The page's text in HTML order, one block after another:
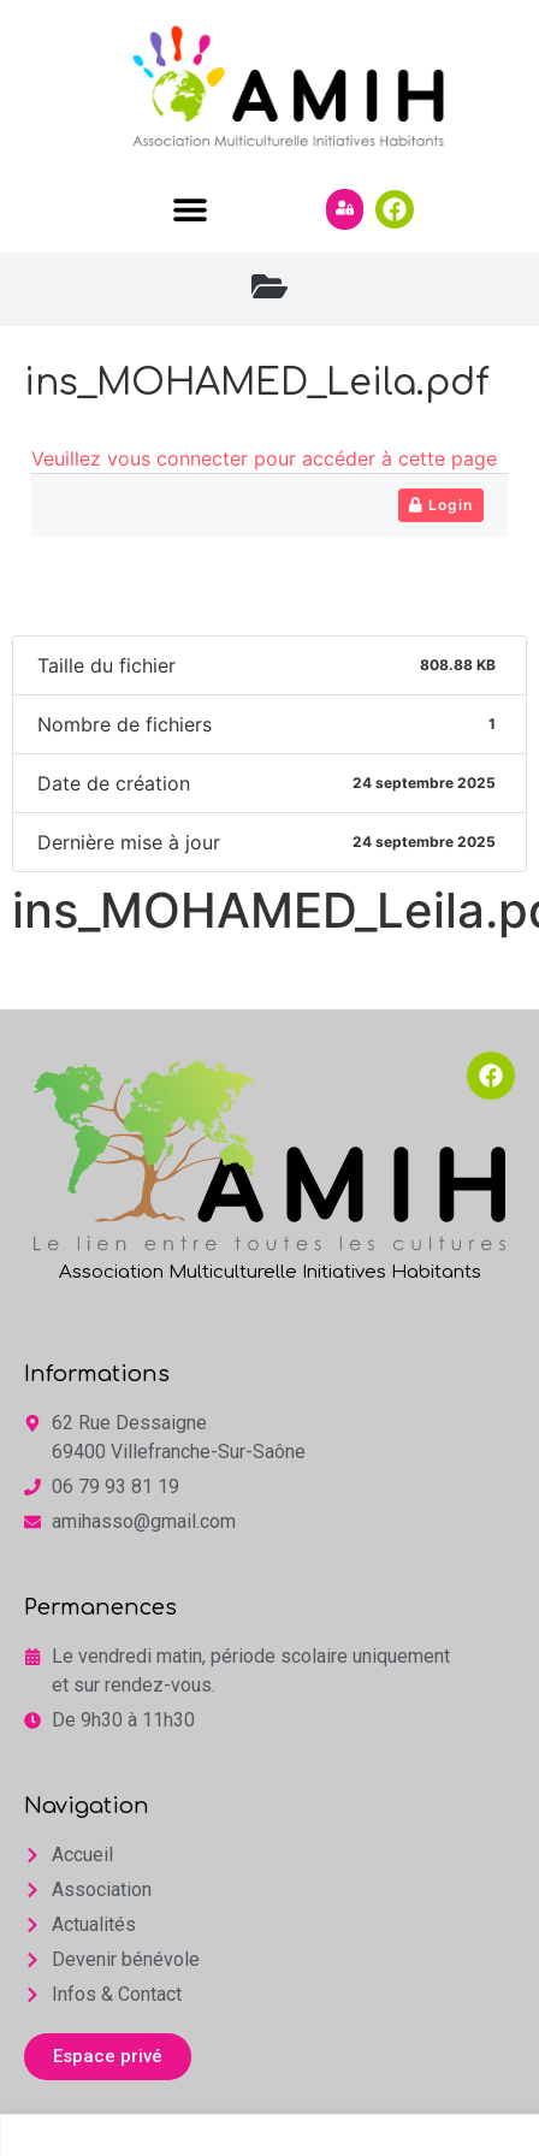
ins_MOHAMED_Leila.pdf
Veuillez vous connecter pour accéder à cette page
Login
Taille du fichier 808.88 KB
Nombre de fichiers 1
Date de création 24 septembre 2025
Dernière mise à jour 24 septembre 2025
Association Multiculturelle Initiatives Habitants
Informations
62 Rue Dessaigne
69400 Villefranche-Sur-Saône
06 79 93 81 19
amihasso@gmail.com
Permanences
Le vendredi matin, période scolaire uniquement
et sur rendez-vous.
De 9h30 à 11h30
Navigation
Accueil
Association
Actualités
Devenir bénévole
Infos & Contact
Espace privé